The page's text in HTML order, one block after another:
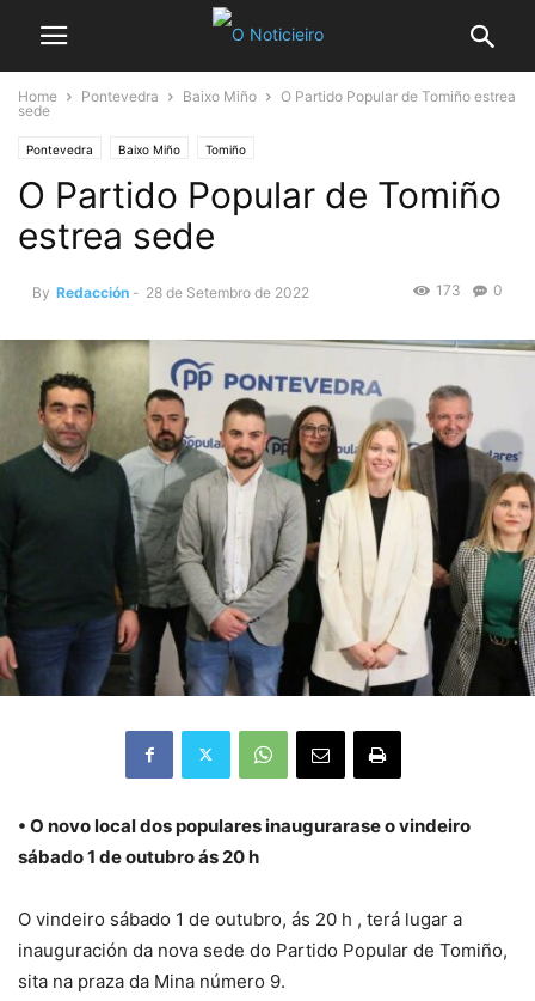
Home Pontevedra Baixo Miño
O Partido Popular de Tomiño estrea
sede
Pontevedra Baixo Miño Tomiño
O Partido Popular de Tomiño
estrea sede
By Redacción - 28 de Setembro de 2022 0
173
• O novo local dos populares inaugurarase o vindeiro
sábado 1 de outubro ás 20 h
O vindeiro sábado 1 de outubro, ás 20 h , terá lugar a
inauguración da nova sede do Partido Popular de Tomiño,
sita na praza da Mina número 9.